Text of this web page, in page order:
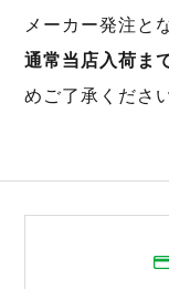
メーカー発注と
通常当店入荷ま
めご了承くださ